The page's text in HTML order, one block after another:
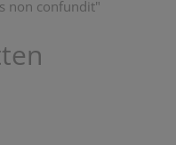
non confundit"